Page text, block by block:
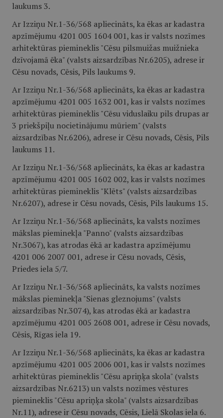
laukums 3.
Ar Izziņu Nr.1-36/568 apliecināts, ka ēkas ar kadastra
apzīmējumu 4201 005 1604 001, kas ir valsts nozīmes
arhitektūras piemineklis "Cēsu pilsmuižas muižnieka
dzīvojamā ēka" (valsts aizsardzības Nr.6205), adrese ir
Cēsu novads, Cēsis, Pils laukums 9.
Ar Izziņu Nr.1-36/568 apliecināts, ka ēkas ar kadastra
apzīmējumu 4201 005 1632 001, kas ir valsts nozīmes
arhitektūras piemineklis "Cēsu viduslaiku pils drupas ar
3 priekšpiļu nocietinājumu mūriem" (valsts
aizsardzības Nr.6206), adrese ir Cēsu novads, Cēsis, Pils
laukums 11.
Ar Izziņu Nr.1-36/568 apliecināts, ka ēkas ar kadastra
apzīmējumu 4201 005 1602 002, kas ir valsts nozīmes
arhitektūras piemineklis "Klēts" (valsts aizsardzības
Nr.6207), adrese ir Cēsu novads, Cēsis, Pils laukums 15.
Ar Izziņu Nr.1-36/568 apliecināts, ka valsts nozīmes
mākslas pieminekļa "Panno" (valsts aizsardzības
Nr.3067), kas atrodas ēkā ar kadastra apzīmējumu
4201 006 2007 001, adrese ir Cēsu novads, Cēsis,
Priedes iela 5/7.
Ar Izziņu Nr.1-36/568 apliecināts, ka valsts nozīmes
mākslas pieminekļa "Sienas gleznojums" (valsts
aizsardzības Nr.3074), kas atrodas ēkā ar kadastra
apzīmējumu 4201 005 2608 001, adrese ir Cēsu novads,
Cēsis, Rīgas iela 19.
Ar Izziņu Nr.1-36/568 apliecināts, ka ēkas ar kadastra
apzīmējumu 4201 005 2006 001, kas ir valsts nozīmes
arhitektūras piemineklis "Cēsu apriņķa skola" (valsts
aizsardzības Nr.6213) un valsts nozīmes vēstures
piemineklis "Cēsu apriņķa skola" (valsts aizsardzības
Nr.11), adrese ir Cēsu novads, Cēsis, Lielā Skolas iela 6.